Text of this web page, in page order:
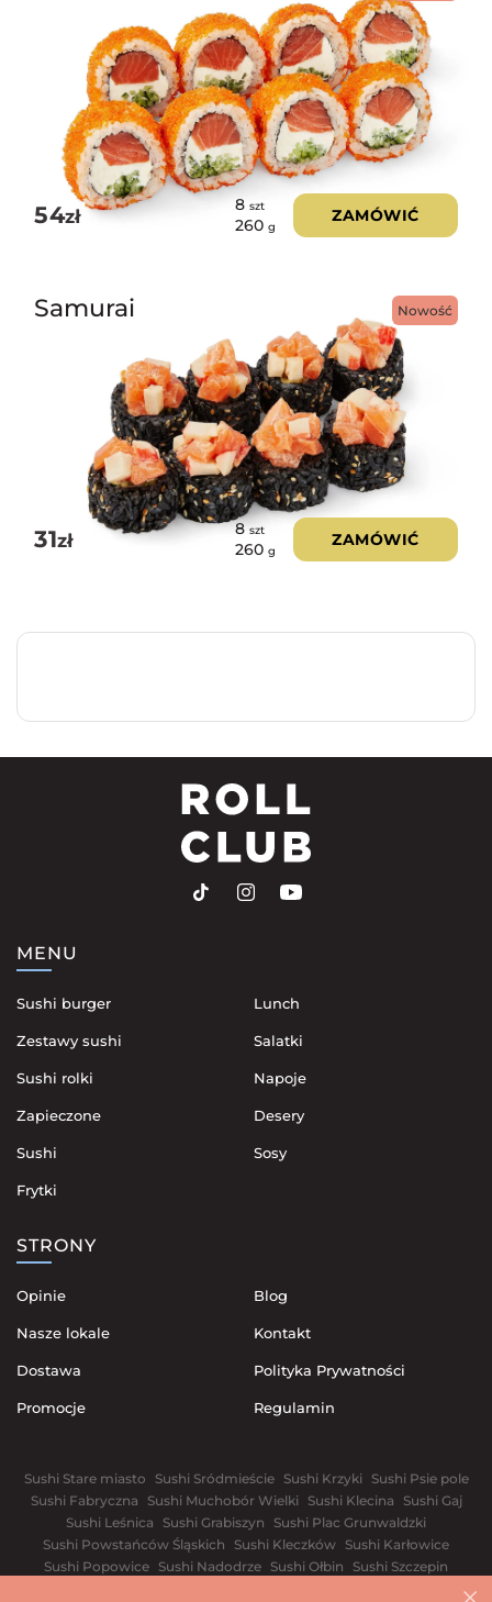
54zł
8 szt
260 g
ZAMÓWIĆ
Nowość
Samurai
31zł
8szt
260 g
ZAMÓWIĆ
MENU
Sushi burger
Zestawy sushi
Sushi rolki
Zapieczone
Sushi
Frytki
Lunch
Salatki
Napoje
Desery
Sosy
STRONY
Opinie
Nasze lokale
Dostawa
Promocje
Blog
Kontakt
Polityka Prywatności
Regulamin
Sushi Stare miasto Sushi Sródmieście Sushi Krzyki
Sushi Psie pole
Sushi Fabryczna
Sushi Muchobór Wielki Sushi Klecina
Sushi Gaj
Sushi Leśnica
Sushi Grabiszyn
Sushi Plac Grunwaldzki
Sushi Powstańców Śląskich
Sushi Kleczków Sushi Karłowice
Sushi Popowice Sushi Nadodrze Sushi Ołbin
Sushi Szczepin